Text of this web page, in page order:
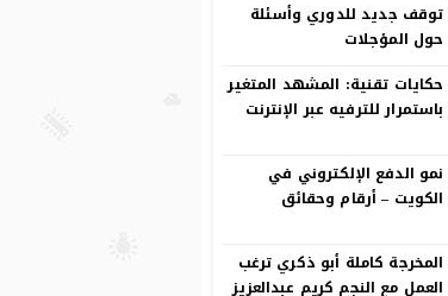
توقف جديد للدوري وأسئلة
حول المؤجلات
حكايات تقنية: المشهد المتغير
باستمرار للترفيه عبر الإنترنت
نمو الدفع الإلكتروني في
الكويت – أرقام وحقائق
المخرجة كاملة أبو ذكري ترغب
العمل مع النجم كريم عبدالعزيز